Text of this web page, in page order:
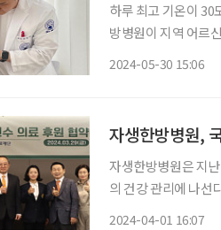
하루 최고 기온이 30
방병원이 지역 어르
2024-05-30 15:06
자생한방병원,
자생한방병원은 지
의 건강 관리에 나선
2024-04-01 16:07